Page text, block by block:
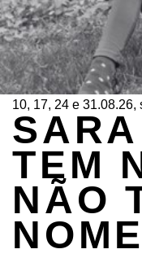
10, 17, 24 e 31.08.26,
TEM
NÃO
NOME